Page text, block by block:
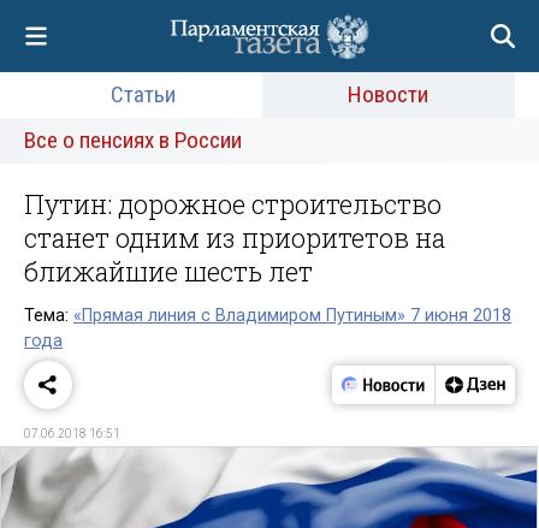
Статьи
Новости
Все о пенсиях в России
Путин: дорожное строительство
станет одним из приоритетов на
ближайшие шесть лет
Тема: «Прямая линия с Владимиром Путиным» 7 июня 2018
года
07.06.2018 16:51